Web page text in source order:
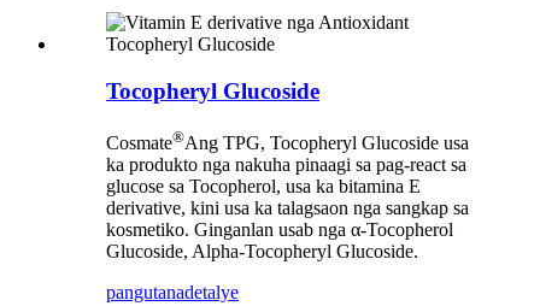
Tocopheryl Glucoside
Cosmate®Ang TPG, Tocopheryl Glucoside usa
ka produkto nga nakuha pinaagi sa pag-react sa
glucose sa Tocopherol, usa ka bitamina E
derivative, kini usa ka talagsaon nga sangkap sa
kosmetiko. Ginganlan usab nga α-Tocopherol
Glucoside, Alpha-Tocopheryl Glucoside.
pangutanadetalye